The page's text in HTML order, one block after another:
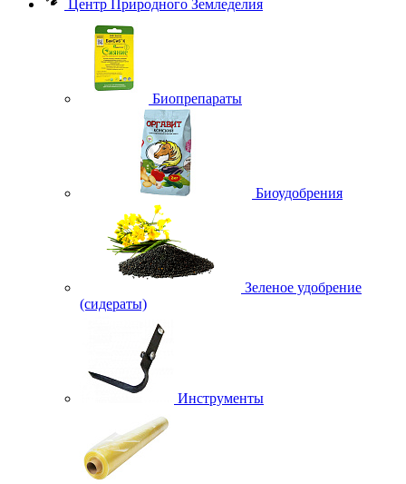
Центр Природного Земледелия
Биопрепараты
Биоудобрения
Зеленое удобрение
(сидераты)
Инструменты